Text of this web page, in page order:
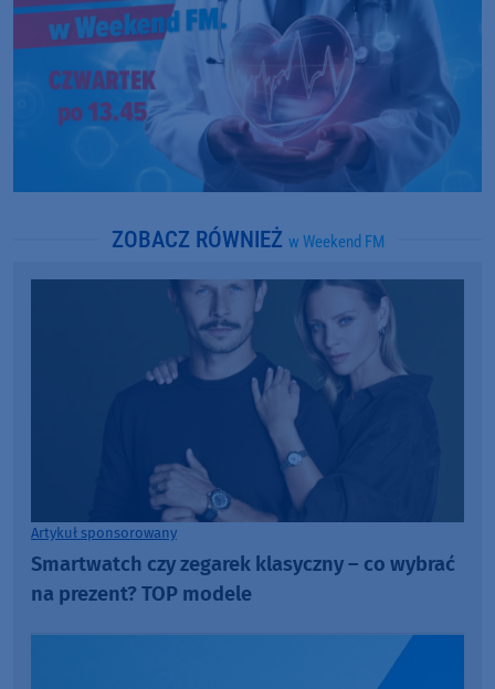
ZOBACZ RÓWNIEŻ w Weekend FM
Artykuł sponsorowany
Smartwatch czy zegarek klasyczny – co wybrać
na prezent? TOP modele